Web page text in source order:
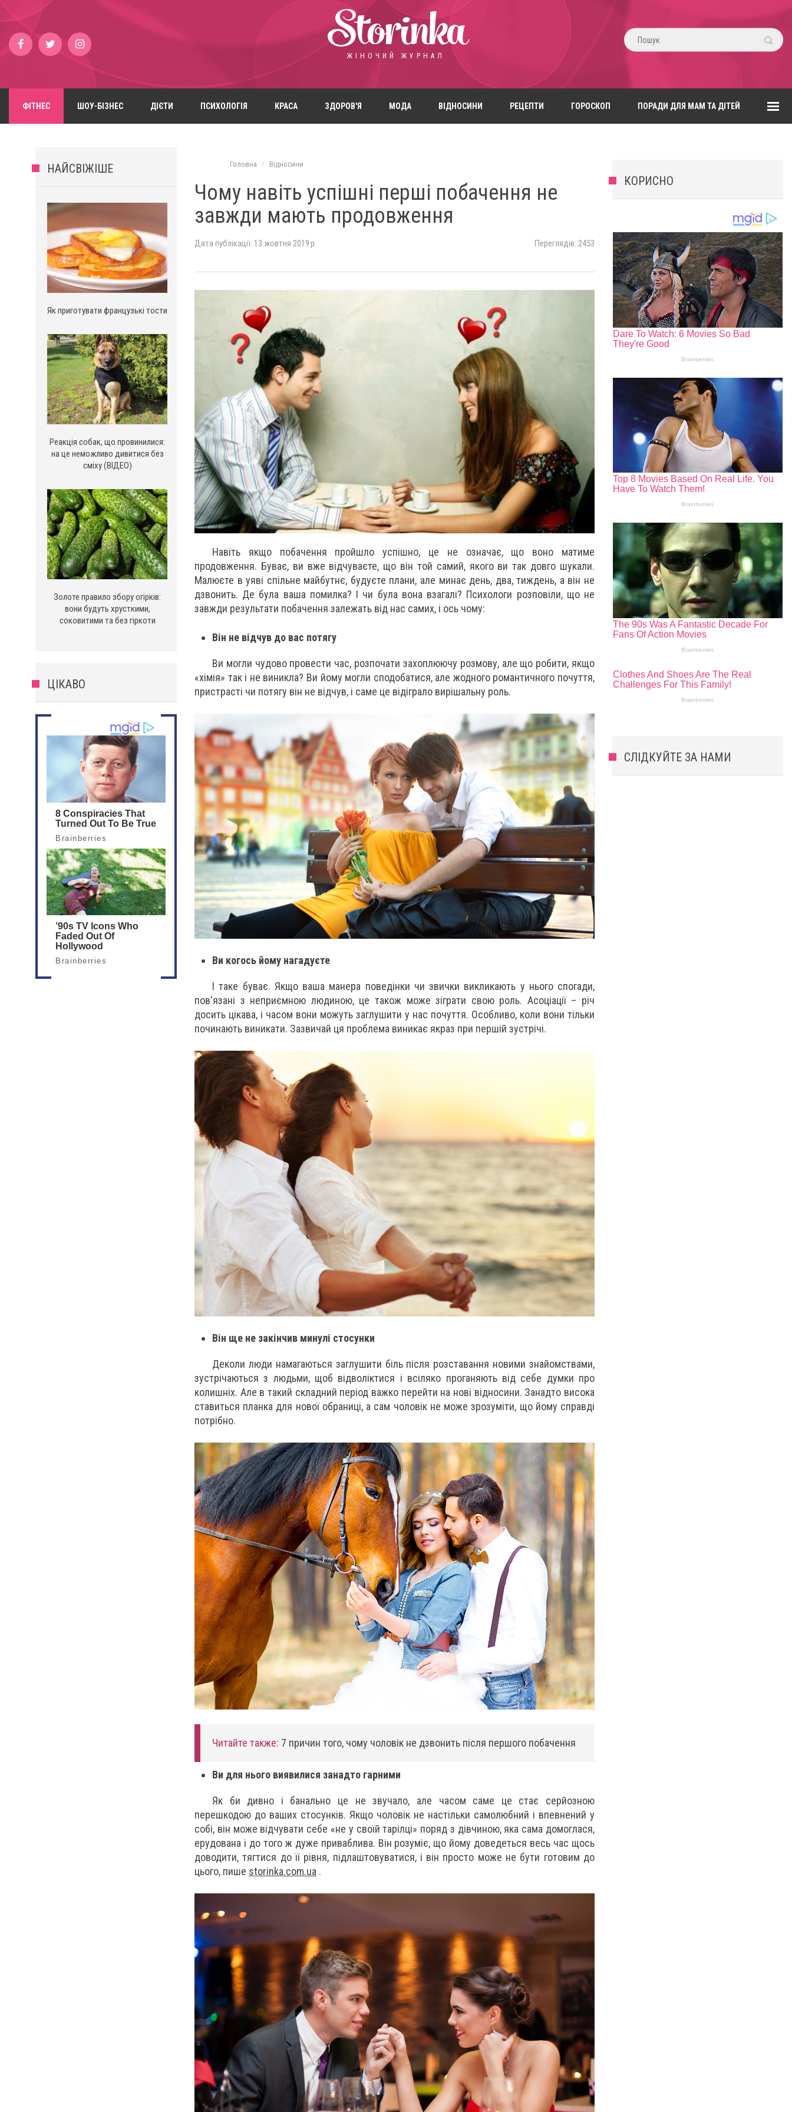
Storinka
ЖІНОЧИЙ ЖУРНАЛ
ФІТНЕС ШОУ-БІЗНЕС ДІЄТИ ПСИХОЛОГІЯ КРАСА ЗДОРОВ'Я МОДА ВІДНОСИНИ РЕЦЕПТИ ГОРОСКОП ПОРАДИ ДЛЯ МАМ ТА ДІТЕЙ
НАЙСВІЖІШЕ
Як приготувати французькі тости
Реакція собак, що провинилися:
на це неможливо дивитися без
сміху (ВІДЕО)
Золоте правило збору огірків:
вони будуть хрусткими,
соковитими та без гіркоти
ЦІКАВО
Головна Відносини
Чому навіть успішні перші побачення не
завжди мають продовження
Дата публікації: 13 жовтня 2019 р. Переглядів: 2453
Навіть якщо побачення пройшло успішно, це не означає, що воно матиме
продовження. Буває, ви вже відчуваєте, що він той самий, якого ви так довго шукали.
Малюєте в уяві спільне майбутнє, будуєте плани, але минає день, два, тиждень, а він не
дзвонить. Де була ваша помилка? І чи була вона взагалі? Психологи розповіли, що не
завжди результати побачення залежать від нас самих, і ось чому:
Він не відчув до вас потягу
Ви могли чудово провести час, розпочати захоплюючу розмову, але що робити, якщо
«хімія» так і не виникла? Ви йому могли сподобатися, але жодного романтичного почуття,
пристрасті чи потягу він не відчув, і саме це відіграло вирішальну роль.
Ви когось йому нагадуєте
І таке буває. Якщо ваша манера поведінки чи звички викликають у нього спогади,
пов'язані з неприємною людиною, це також може зіграти свою роль. Асоціації – річ
досить цікава, і часом вони можуть заглушити у нас почуття. Особливо, коли вони тільки
починають виникати. Зазвичай ця проблема виникає якраз при першій зустрічі.
Він ще не закінчив минулі стосунки
Деколи люди намагаються заглушити біль після розставання новими знайомствами,
зустрічаються з людьми, щоб відволіктися і всіляко проганяють від себе думки про
колишніх. Але в такий складний період важко перейти на нові відносини. Занадто висока
ставиться планка для нової обраниці, а сам чоловік не може зрозуміти, що йому справді
потрібно.
Читайте также: 7 причин того, чому чоловік не дзвонить після першого побачення
Ви для нього виявилися занадто гарними
Як би дивно і банально це не звучало, але часом саме це стає серйозною
перешкодою до ваших стосунків. Якщо чоловік не настільки самолюбний і впевнений у
собі, він може відчувати себе «не у своїй тарілці» поряд з дівчиною, яка сама домоглася,
ерудована і до того ж дуже приваблива. Він розуміє, що йому доведеться весь час щось
доводити, тягтися до її рівня, підлаштовуватися, і він просто може не бути готовим до
цього, пише storinka.com.ua .
КОРИСНО
СЛІДКУЙТЕ ЗА НАМИ